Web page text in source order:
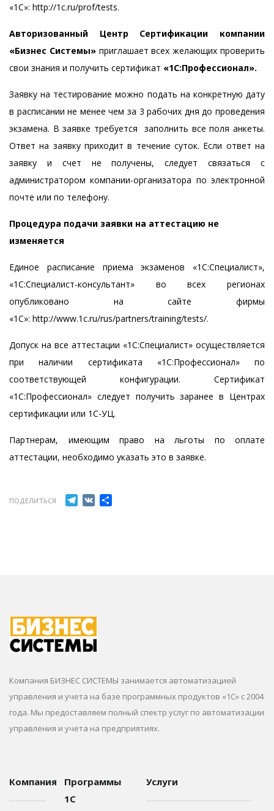
«1С»: http://1c.ru/prof/tests.
Авторизованный Центр Сертификации компании
«Бизнес Системы» приглашает всех желающих проверить
свои знания и получить сертификат «1С:Профессионал».
Заявку на тестирование можно подать на конкретную дату
в расписании не менее чем за 3 рабочих дня до проведения
экзамена. В заявке требуется заполнить все поля анкеты.
Ответ на заявку приходит в течение суток. Если ответ на
заявку и счет не получены, следует связаться с
администраторомкомпании-организатора по электронной
почте или по телефону.
Процедура подачи заявки на аттестацию не
изменяется
Единое расписание приема экзаменов «1С:Специалист»,
«1С:Специалист-консультант» во всех регионах
опубликовано на сайте фирмы
«1С»: http://www.1c.ru/rus/partners/training/tests/.
Допуск на все аттестации «1С:Специалист» осуществляется
при наличии сертификата «1С:Профессионал» по
соответствующей конфигурации. Сертификат
«1С:Профессионал» следует получить заранее в Центрах
сертификации или 1С-УЦ.
Партнерам, имеющим право на льготы по оплате
аттестации, необходимо указать это в заявке.
ПОДЕЛИТЬСЯ Telegram
VK
Компания БИЗНЕС СИСТЕМЫ занимается автоматизацией
управления и учета на базе программных продуктов «1С» с 2004
года. Мы предоставляем полный спектр услуг по автоматизации
управления и учета на предприятиях.
Компания
Программы
1С
Услуги